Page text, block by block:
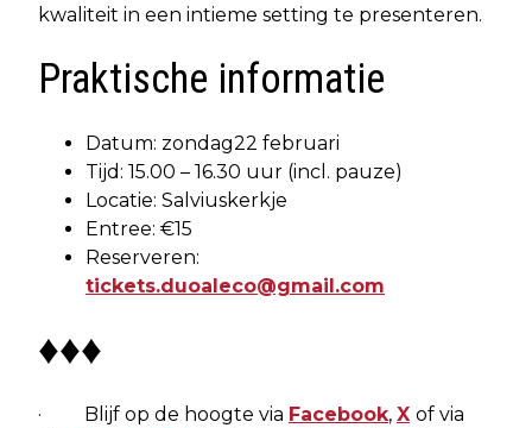
kwaliteit in een intieme setting te presenteren.
Praktische informatie
Datum: zondag22 februari
Tijd: 15.00 – 16.30 uur (incl. pauze)
Locatie: Salviuskerkje
Entree: €15
Reserveren:
tickets.duoaleco@gmail.com
♦♦♦
· Blijf op de hoogte via Facebook, X of via